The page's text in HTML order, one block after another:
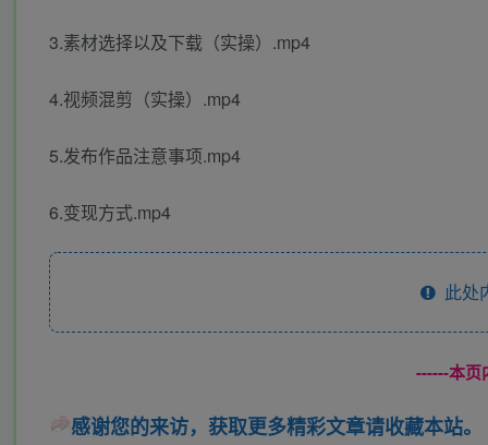
3.素材选择以及下载（实操）.mp4
4.视频混剪（实操）.mp4
5.发布作品注意事项.mp4
6.变现方式.mp4
此处
------本页
感谢您的来访，获取更多精彩文章请收藏本站。